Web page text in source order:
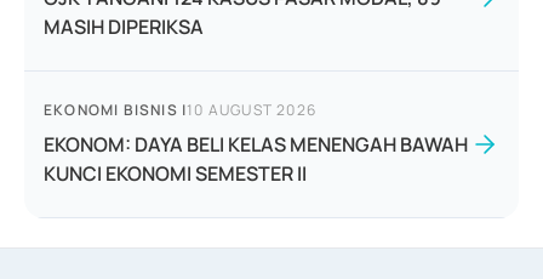
MASIH DIPERIKSA
EKONOMI BISNIS |10 AUGUST 2026
EKONOM: DAYA BELI KELAS MENENGAH BAWAH
KUNCI EKONOMI SEMESTER II